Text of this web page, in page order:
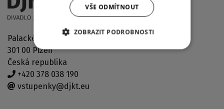
Palackého náměstí 2971/30
301 00 Plzeň
Česká republika
+420 378 038 190
vstupenky@djkt.eu
VŠE ODMÍTNOUT
ZOBRAZIT PODROBNOSTI